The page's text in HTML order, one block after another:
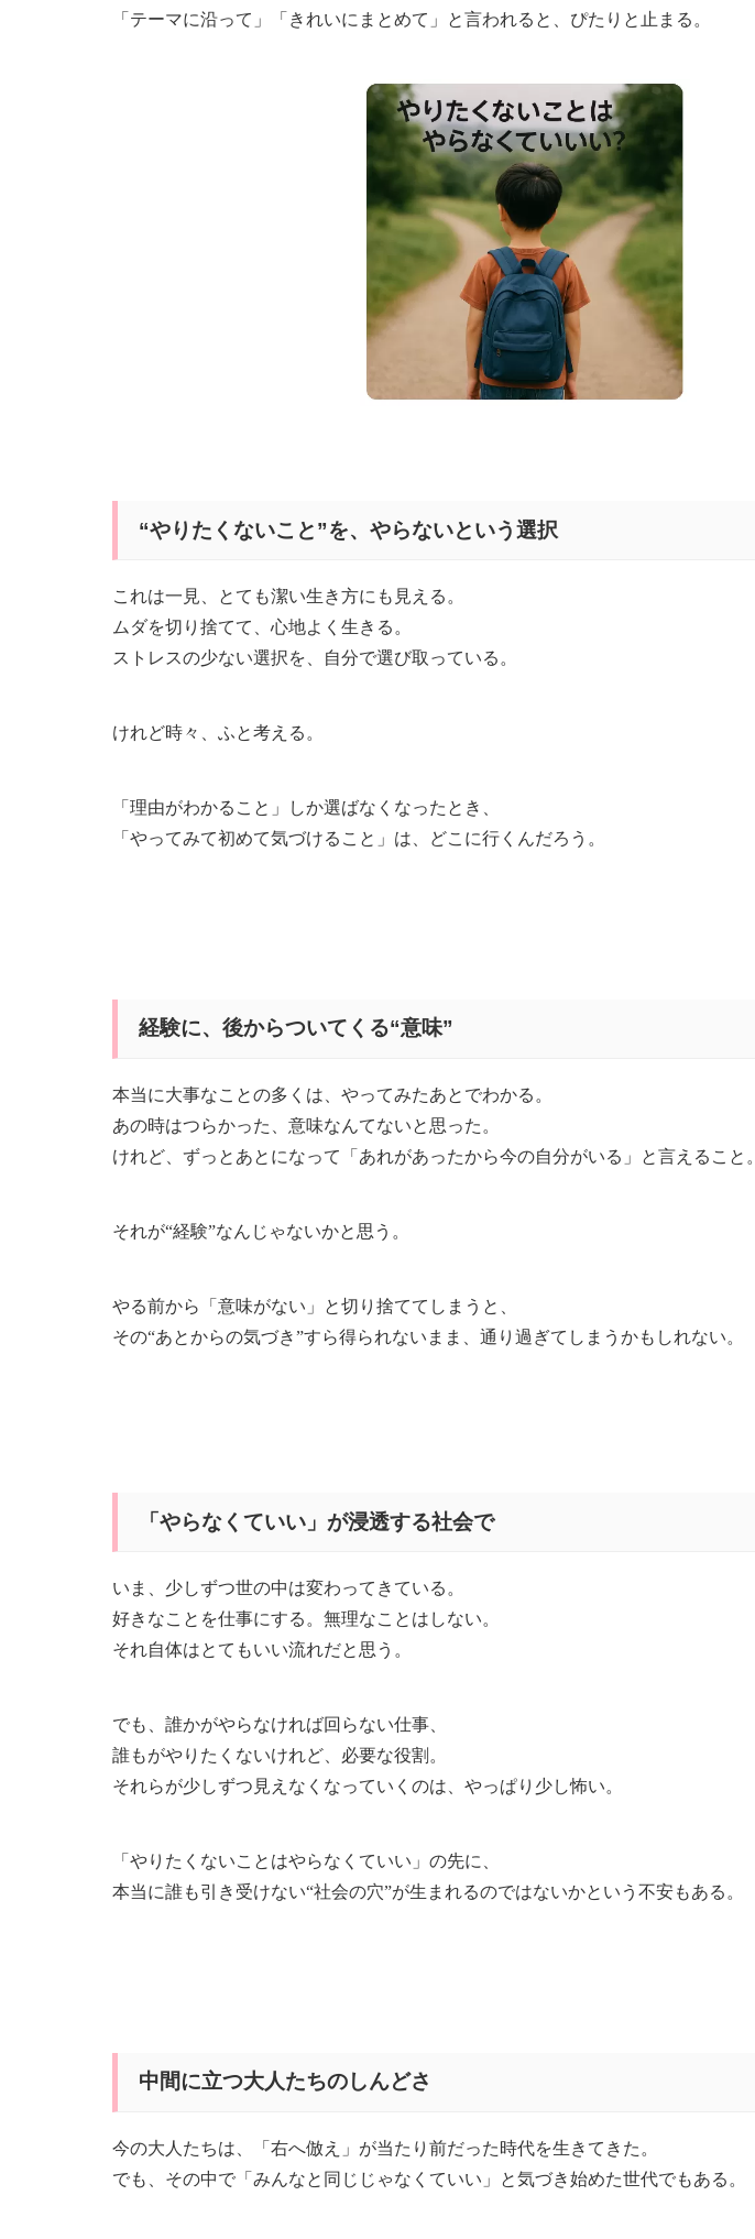
「テーマに沿って」「きれいにまとめて」と言われると、ぴたりと止まる。
“やりたくないこと”を、やらないという選択
これは一見、とても潔い生き方にも見える。
ムダを切り捨てて、心地よく生きる。
ストレスの少ない選択を、自分で選び取っている。
けれど時々、ふと考える。
「理由がわかること」しか選ばなくなったとき、
「やってみて初めて気づけること」は、どこに行くんだろう。
経験に、後からついてくる“意味”
本当に大事なことの多くは、やってみたあとでわかる。
あの時はつらかった、意味なんてないと思った。
けれど、ずっとあとになって「あれがあったから今の自分がいる」と言えること。
それが“経験”なんじゃないかと思う。
やる前から「意味がない」と切り捨ててしまうと、
その“あとからの気づき”すら得られないまま、通り過ぎてしまうかもしれない。
「やらなくていい」が浸透する社会で
いま、少しずつ世の中は変わってきている。
好きなことを仕事にする。無理なことはしない。
それ自体はとてもいい流れだと思う。
でも、誰かがやらなければ回らない仕事、
誰もがやりたくないけれど、必要な役割。
それらが少しずつ見えなくなっていくのは、やっぱり少し怖い。
「やりたくないことはやらなくていい」の先に、
本当に誰も引き受けない“社会の穴”が生まれるのではないかという不安もある。
中間に立つ大人たちのしんどさ
今の大人たちは、「右へ倣え」が当たり前だった時代を生きてきた。
でも、その中で「みんなと同じじゃなくていい」と気づき始めた世代でもある。